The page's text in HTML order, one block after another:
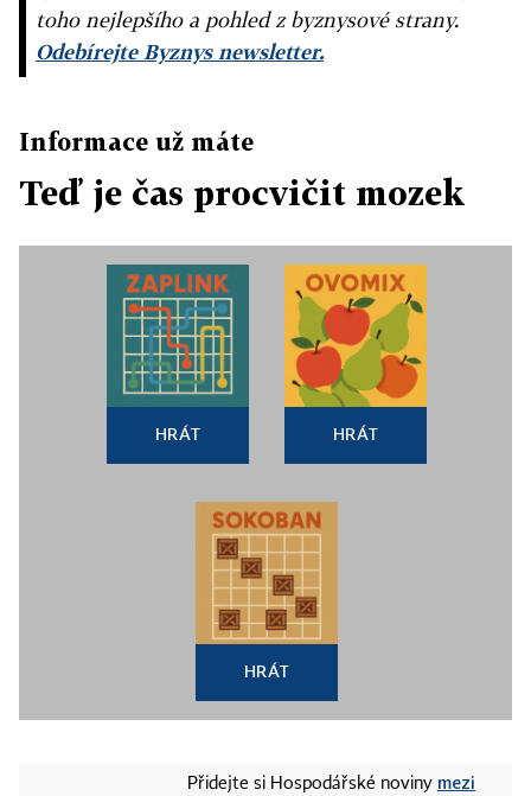
toho nejlepšího a pohled z byznysové strany.
Odebírejte Byznys newsletter.
Informace už máte
Teď je čas procvičit mozek
HRÁT HRÁT
HRÁT
Přidejte si Hospodářské noviny mezi